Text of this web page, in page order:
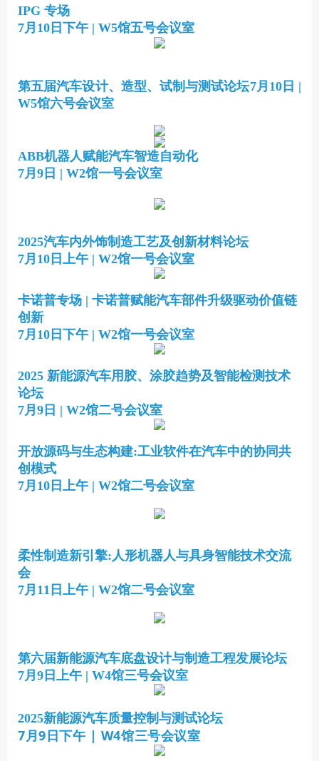
IPG 专场
7月10日下午 | W5馆五号会议室
第五届汽车设计、造型、试制与测试论坛7月10日 |
W5馆六号会议室
ABB机器人赋能汽车智造自动化
7月9日 | W2馆一号会议室
2025汽车内外饰制造工艺及创新材料论坛
7月10日上午 | W2馆一号会议室
卡诺普专场 | 卡诺普赋能汽车部件升级驱动价值链
创新
7月10日下午 | W2馆一号会议室
2025 新能源汽车用胶、涂胶趋势及智能检测技术
论坛
7月9日 | W2馆二号会议室
开放源码与生态构建:工业软件在汽车中的协同共
创模式
7月10日上午 | W2馆二号会议室
柔性制造新引擎:人形机器人与具身智能技术交流
会
7月11日上午 | W2馆二号会议室
第六届新能源汽车底盘设计与制造工程发展论坛
7月9日上午 | W4馆三号会议室
2025新能源汽车质量控制与测试论坛
7月9日下午 | W4馆三号会议室